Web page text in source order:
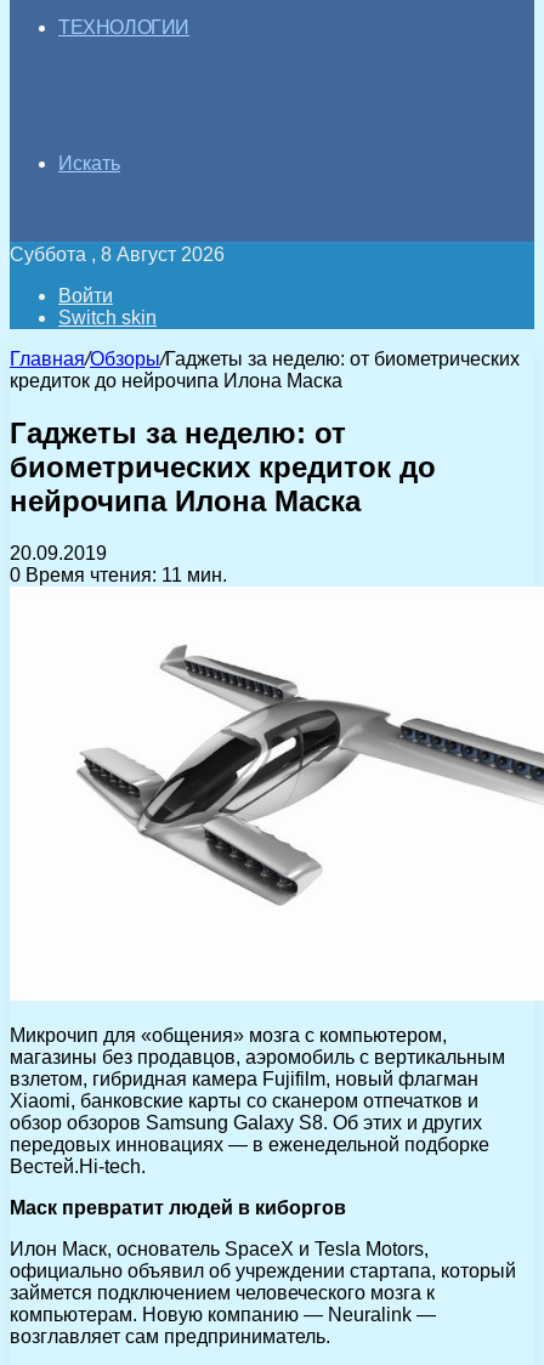
ТЕХНОЛОГИИ
Искать
Суббота , 8 Август 2026
Войти
Switch skin
Главная/Обзоры/Гаджеты за неделю: от биометрических
кредиток до нейрочипа Илона Маска
Гаджеты за неделю: от
биометрических кредиток до
нейрочипа Илона Маска
20.09.2019
0 Время чтения: 11 мин.
Микрочип для «общения» мозга с компьютером,
магазины без продавцов, аэромобиль с вертикальным
взлетом, гибридная камера Fujifilm, новый флагман
Xiaomi, банковские карты со сканером отпечатков и
обзор обзоров Samsung Galaxy S8. Об этих и других
передовых инновациях — в еженедельной подборке
Вестей.Hi-tech.
Маск превратит людей в киборгов
Илон Маск, основатель SpaceX и Tesla Motors,
официально объявил об учреждении стартапа, который
займется подключением человеческого мозга к
компьютерам. Новую компанию — Neuralink —
возглавляет сам предприниматель.